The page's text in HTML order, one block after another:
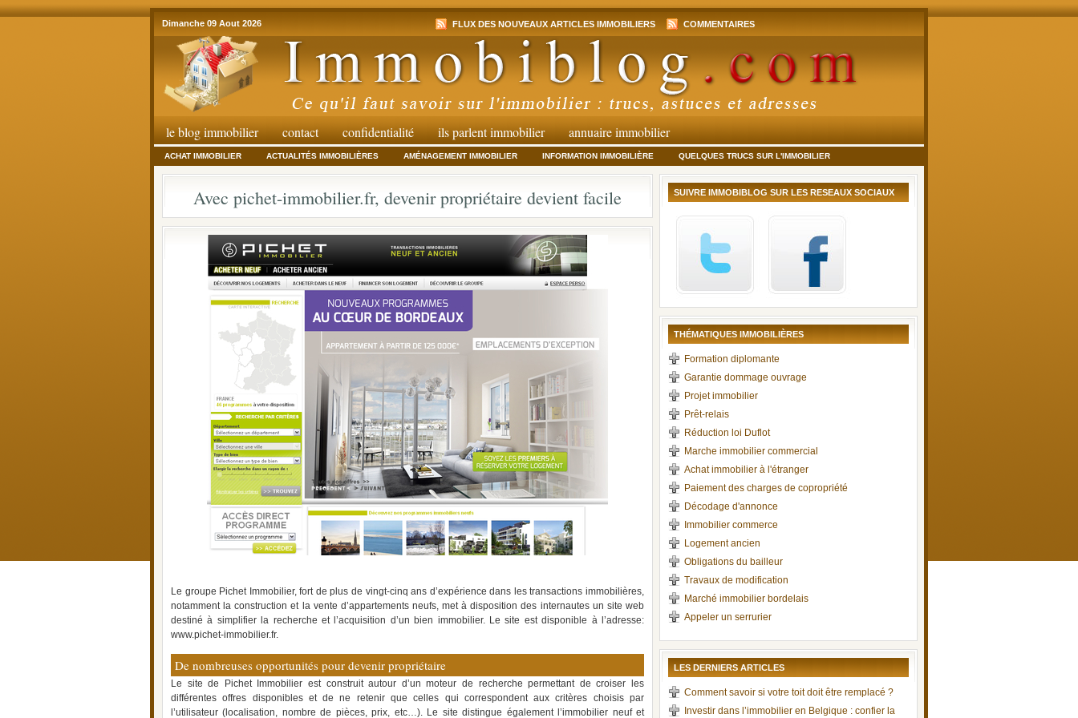
Dimanche 09 Aout 2026 FLUX DES NOUVEAUX ARTICLES IMMOBILIERS COMMENTAIRES
le blog immobilier contact confidentialité ils parlent immobilier annuaire immobilier
ACHAT IMMOBILIER ACTUALITÉS IMMOBILIÈRES AMÉNAGEMENT IMMOBILIER INFORMATION IMMOBILIÈRE QUELQUES TRUCS SUR L'IMMOBILIER
Avec pichet-immobilier.fr, devenir propriétaire devient facile
Le groupe Pichet Immobilier, fort de plus de vingt-cinq ans d’expérience dans les transactions immobilières,
notamment la construction et la vente d’appartements neufs, met à disposition des internautes un site web
destiné à simplifier la recherche et l’acquisition d’un bien immobilier. Le site est disponible à l’adresse:
www.pichet-immobilier.fr.
De nombreuses opportunités pour devenir propriétaire
Le site de Pichet Immobilier est construit autour d’un moteur de recherche permettant de croiser les
différentes offres disponibles et de ne retenir que celles qui correspondent aux critères choisis par
l’utilisateur (localisation, nombre de pièces, prix, etc…). Le site distingue également l’immobilier neuf et
SUIVRE IMMOBIBLOG SUR LES RESEAUX SOCIAUX
THÉMATIQUES IMMOBILIÈRES
Formation diplomante
Garantie dommage ouvrage
Projet immobilier
Prêt-relais
Réduction loi Duflot
Marche immobilier commercial
Achat immobilier à l'étranger
Paiement des charges de copropriété
Décodage d'annonce
Immobilier commerce
Logement ancien
Obligations du bailleur
Travaux de modification
Marché immobilier bordelais
Appeler un serrurier
LES DERNIERS ARTICLES
Comment savoir si votre toit doit être remplacé ?
Investir dans l’immobilier en Belgique : confier la